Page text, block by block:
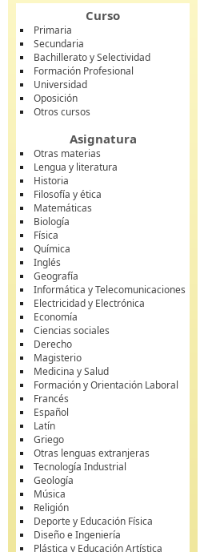
Curso
Primaria
Secundaria
Bachillerato y Selectividad
Formación Profesional
Universidad
Oposición
Otros cursos
Asignatura
Otras materias
Lengua y literatura
Historia
Filosofía y ética
Matemáticas
Biología
Física
Química
Inglés
Geografía
Informática y Telecomunicaciones
Electricidad y Electrónica
Economía
Ciencias sociales
Derecho
Magisterio
Medicina y Salud
Formación y Orientación Laboral
Francés
Español
Latín
Griego
Otras lenguas extranjeras
Tecnología Industrial
Geología
Música
Religión
Deporte y Educación Física
Diseño e Ingeniería
Plástica y Educación Artística